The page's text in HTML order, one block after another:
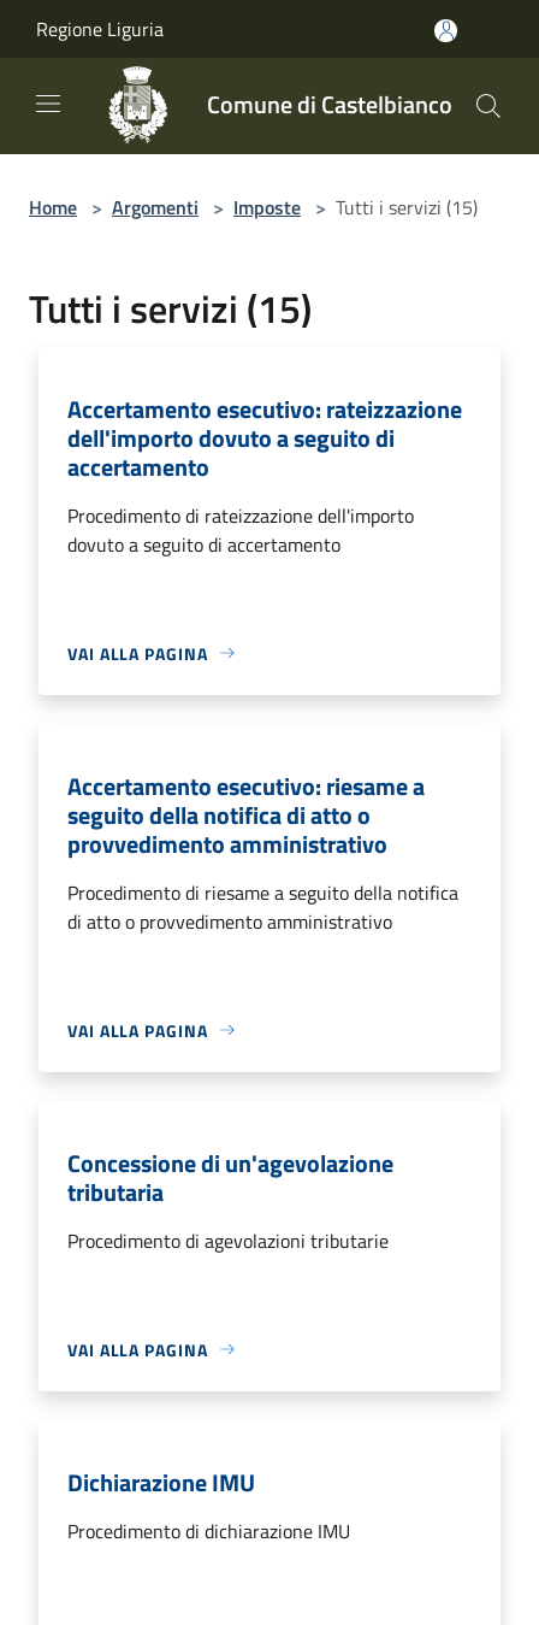
Regione Liguria
Comune di Castelbianco
Home > Argomenti > Imposte > Tutti i servizi (15)
Tutti i servizi (15)
Accertamento esecutivo: rateizzazione
dell'importo dovuto a seguito di
accertamento
Procedimento di rateizzazione dell'importo
dovuto a seguito di accertamento
VAI ALLA PAGINA
Accertamento esecutivo: riesame a
seguito della notifica di atto o
provvedimento amministrativo
Procedimento di riesame a seguito della notifica
di atto o provvedimento amministrativo
VAI ALLA PAGINA
Concessione di un'agevolazione
tributaria
Procedimento di agevolazioni tributarie
VAI ALLA PAGINA
Dichiarazione IMU
Procedimento di dichiarazione IMU